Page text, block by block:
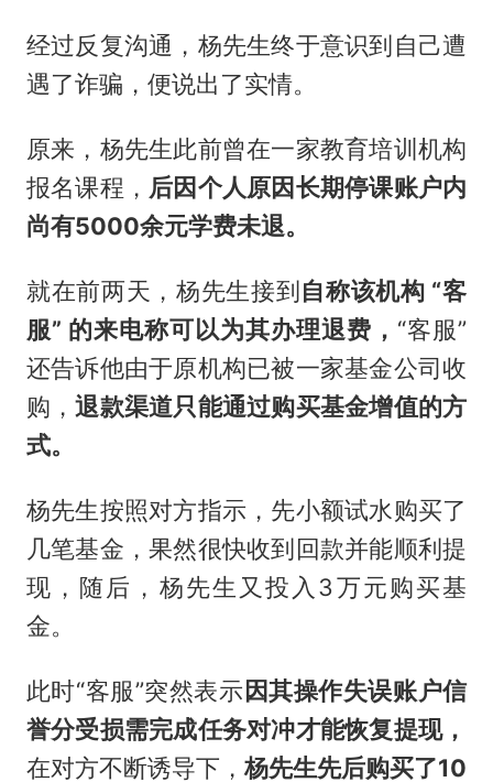
经过反复沟通，杨先生终于意识到自己遭
遇了诈骗，便说出了实情。
原来，杨先生此前曾在一家教育培训机构
报名课程， 后因个人原因长期停课账户内
尚有5000余元学费未退。
就在前两天，杨先生接到自称该机构 “客
服” 的来电称可以为其办理退费， “客服”
还告诉他由于原机构已被一家基金公司收
购，退款渠道只能通过购买基金增值的方
式。
杨先生按照对方指示，先小额试水购买了
几笔基金，果然很快收到回款并能顺利提
现，随后，杨先生又投入3万元购买基
金。
此时“客服”突然表示 因其操作失误账户信
誉分受损需完成任务对冲才能恢复提现，
在对方不断诱导下，杨先生先后购买了10